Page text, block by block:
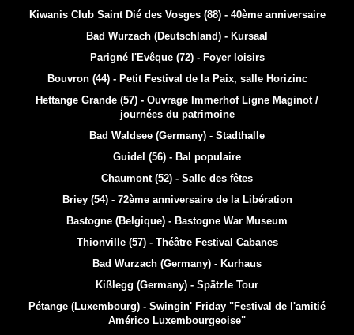
Kiwanis Club Saint Dié des Vosges (88) - 40ème anniversaire
Bad Wurzach (Deutschland) - Kursaal
Parigné l'Evêque (72) - Foyer loisirs
Bouvron (44) - Petit Festival de la Paix, salle Horizinc
Hettange Grande (57) - Ouvrage Immerhof Ligne Maginot /
journées du patrimoine
Bad Waldsee (Germany) - Stadthalle
Guidel (56) - Bal populaire
Chaumont (52) - Salle des fêtes
Briey (54) - 72ème anniversaire de la Libération
Bastogne (Belgique) - Bastogne War Museum
Thionville (57) - Théâtre Festival Cabanes
Bad Wurzach (Germany) - Kurhaus
Kißlegg (Germany) - Spätzle Tour
Pétange (Luxembourg) - Swingin' Friday "Festival de l'amitié
Américo Luxembourgeoise"